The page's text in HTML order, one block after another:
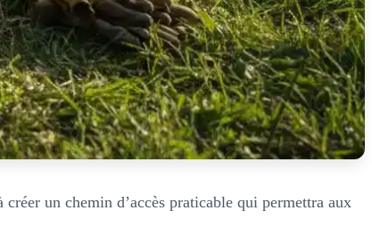
un chemin d’accès praticable qui permettra aux